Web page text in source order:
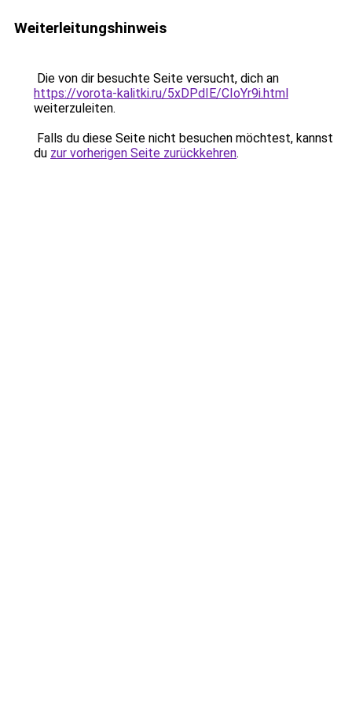
Weiterleitungshinweis
Die von dir besuchte Seite versucht, dich an
https://vorota-kalitki.ru/5xDPdIE/CIoYr9i.html
weiterzuleiten.
Falls du diese Seite nicht besuchen möchtest, kannst
du zur vorherigen Seite zurückkehren.